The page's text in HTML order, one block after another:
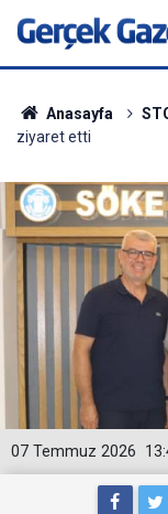
Anasayfa
ziyaret etti
07 Temmuz 2026